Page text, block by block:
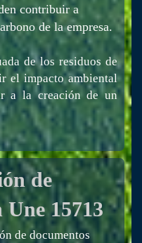
contribuir a
de la empresa.
de los residuos de
el impacto ambiental
a la creación de un
de
Une 15713
de documentos